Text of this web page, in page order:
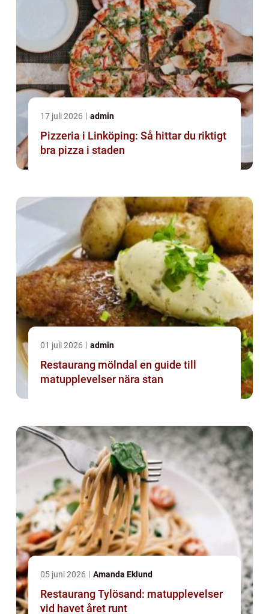
17 juli 2026 admin
Pizzeria i Linköping: Så hittar du riktigt
bra pizza i staden
01 juli 2026 admin
Restaurang mölndal en guide till
matupplevelser nära stan
05 juni 2026 Amanda Eklund
Restaurang Tylösand: matupplevelser
vid havet året runt